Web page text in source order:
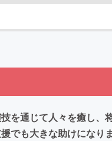
を通じて人々を癒し、
でも大きな助けになりま